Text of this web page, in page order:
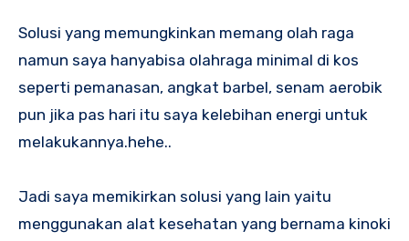
Solusi yang memungkinkan memang olah raga
namun saya hanyabisa olahraga minimal di kos
seperti pemanasan, angkat barbel, senam aerobik
pun jika pas hari itu saya kelebihan energi untuk
melakukannya.hehe..
Jadi saya memikirkan solusi yang lain yaitu
menggunakan alat kesehatan yang bernama kinoki